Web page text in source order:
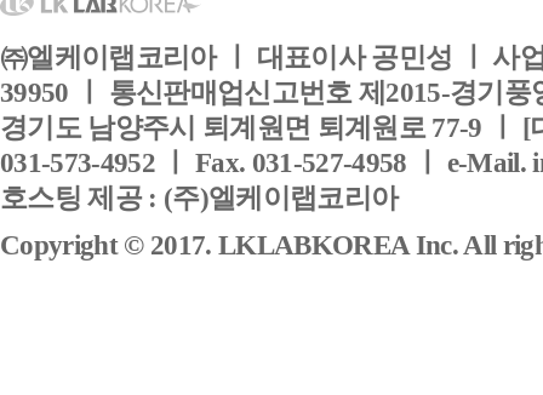
㈜엘케이랩코리아 ㅣ 대표이사 공민성 ㅣ 사
39950 ㅣ 통신판매업신고번호 제2015-경기풍
경기도 남양주시 퇴계원면 퇴계원로 77-9 ㅣ
031-573-4952 ㅣ Fax. 031-527-4958 ㅣ e-Mail.
호스팅 제공 : (주)엘케이랩코리아
Copyright © 2017. LKLABKOREA Inc. All